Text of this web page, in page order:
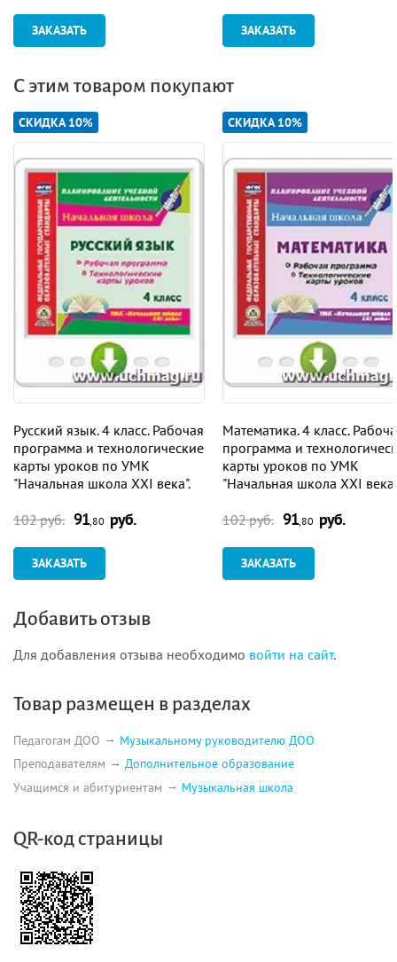
ЗАКАЗАТЬ ЗАКАЗАТЬ
С этим товаром покупают
СКИДКА 10%
Русский язык. 4 класс. Рабочая
программа и технологические
карты уроков по УМК
"Начальная школа XXI века".
через Интернет
102 руб. 91 ,80 руб.
ЗАКАЗАТЬ
СКИДКА 10%
Математика. 4 класс.
программа и
карты уроков по УМК
"Начальная школа XXI
через Интернет
102 руб. 91 ,80 руб.
ЗАКАЗАТЬ
Добавить отзыв
Для добавления отзыва необходимо войти на сайт.
Товар размещен в разделах
Педагогам ДОО
Музыкальному руководителю ДОО
Преподавателям
Дополнительное образование
Учащимся и абитуриентам
Музыкальная школа
QR-код страницы